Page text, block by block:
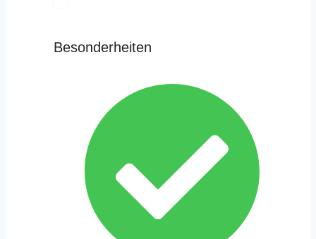
Besonderheiten